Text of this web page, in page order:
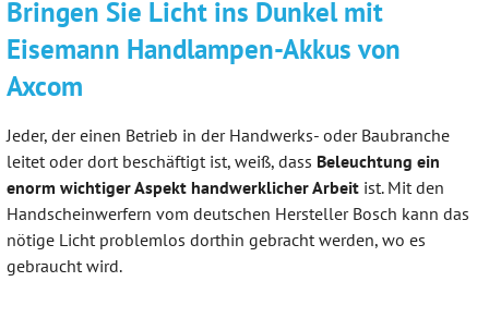
Bringen Sie Licht ins Dunkel mit
Eisemann Handlampen-Akkus von
Axcom
Jeder, der einen Betrieb in der Handwerks- oder Baubranche
leitet oder dort beschäftigt ist, weiß, dass Beleuchtung ein
enorm wichtiger Aspekt handwerklicher Arbeit ist. Mit den
Handscheinwerfern vom deutschen Hersteller Bosch kann das
nötige Licht problemlos dorthin gebracht werden, wo es
gebraucht wird.